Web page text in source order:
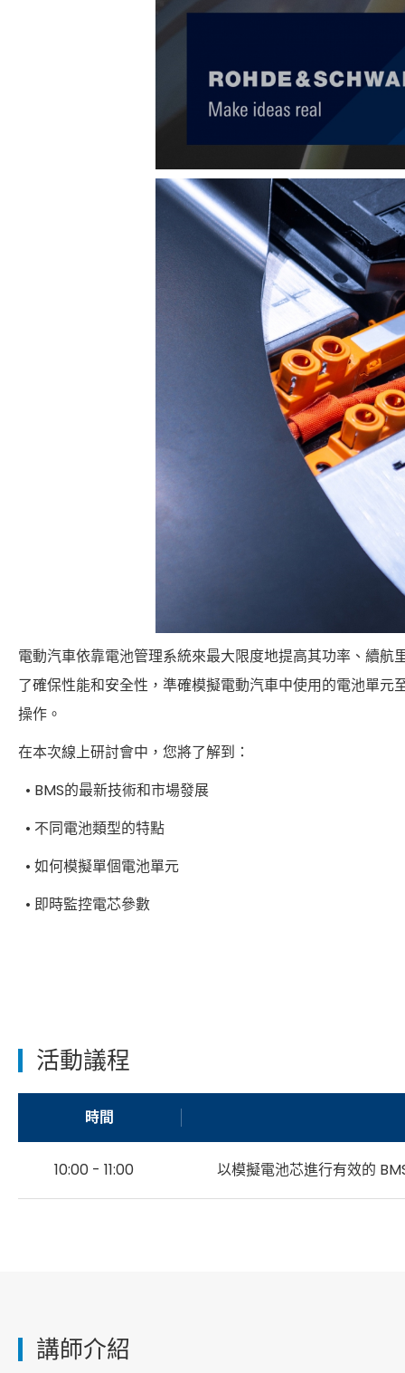
電動汽車依靠電池管理系統來最大限度地提高其功率、續
了確保性能和安全性，準確模擬電動汽車中使用的電池單
操作。
在本次線上研討會中，您將了解到：
• BMS的最新技術和市場發展
• 不同電池類型的特點
• 如何模擬單個電池單元
• 即時監控電芯參數
活動議程
時間
10:00 - 11:00 以模擬電池芯進行有效的
講師介紹